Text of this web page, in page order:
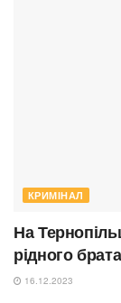
КРИМІНАЛ
На
рідного брата
16.12.2023